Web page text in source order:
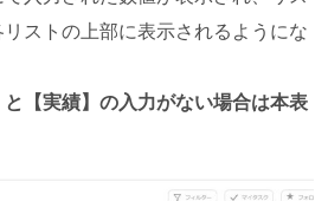
ストの上部に表示されるようにな
【実績】の入力がない場合は本表